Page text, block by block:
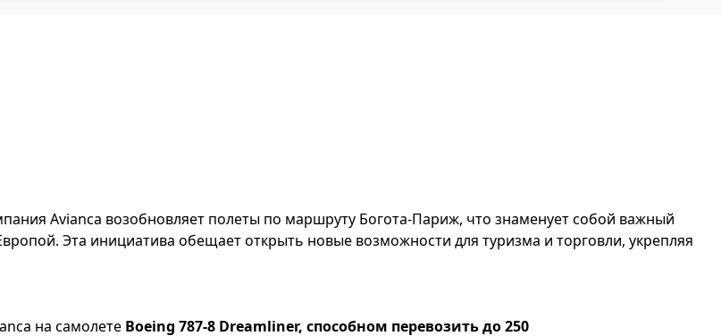
Avianca возобновляет полеты по маршруту Богота-Париж, что знаменует собой важный
Эта инициатива обещает открыть новые возможности для туризма и торговли, укрепляя
на самолете Boeing 787-8 Dreamliner, способном перевозить до 250